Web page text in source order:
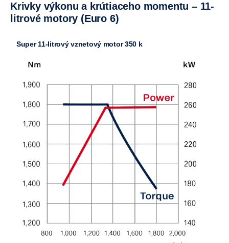
Krivky výkonu a krútiaceho momentu – 11-
litrové motory (Euro 6)
Super 11-litrový vznetový motor 350 k